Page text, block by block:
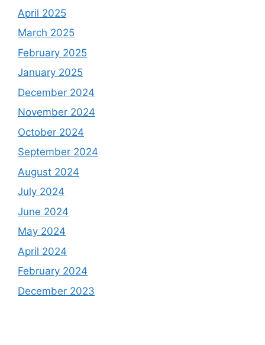
April 2025
March 2025
February 2025
January 2025
December 2024
November 2024
October 2024
September 2024
August 2024
July 2024
June 2024
May 2024
April 2024
February 2024
December 2023